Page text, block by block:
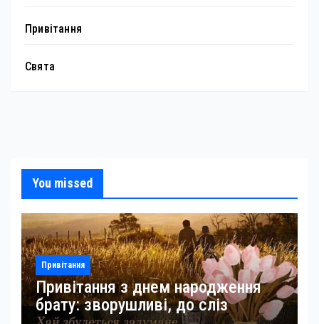
Привітання
Свята
You missed
Привітання
Привітання з днем народження
брату: зворушливі, до сліз